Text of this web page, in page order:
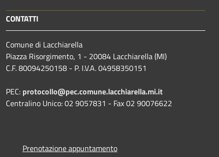
CONTATTI
Comune di Lacchiarella
Piazza Risorgimento, 1 - 20084 Lacchiarella (MI)
C.F. 80094250158 - P. I.V.A. 04958350151
PEC: protocollo@pec.comune.lacchiarella.mi.it
Centralino Unico: 02 9057831 - Fax 02 90076622
Prenotazione appuntamento